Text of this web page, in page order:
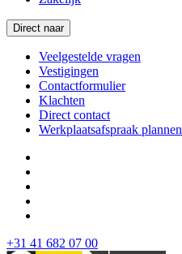
Direct naar
Veelgestelde vragen
Vestigingen
Contactformulier
Klachten
Direct contact
Werkplaatsafspraak plannen
+31 41 682 07 00